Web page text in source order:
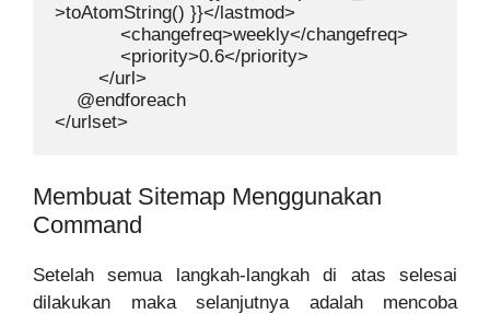
>toAtomString() }}</lastmod>
</urlset>
Membuat Sitemap Menggunakan
Command
Setelah semua langkah-langkah di atas selesai
dilakukan maka selanjutnya adalah mencoba